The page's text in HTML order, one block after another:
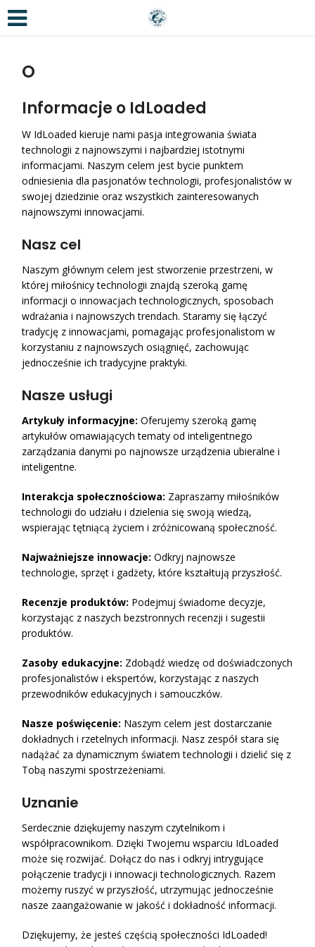
O
Informacje o IdLoaded
W IdLoaded kieruje nami pasja integrowania świata
technologii z najnowszymi i najbardziej istotnymi
informacjami. Naszym celem jest bycie punktem
odniesienia dla pasjonatów technologii, profesjonalistów w
swojej dziedzinie oraz wszystkich zainteresowanych
najnowszymi innowacjami.
Nasz cel
Naszym głównym celem jest stworzenie przestrzeni, w
której miłośnicy technologii znajdą szeroką gamę
informacji o innowacjach technologicznych, sposobach
wdrażania i najnowszych trendach. Staramy się łączyć
tradycję z innowacjami, pomagając profesjonalistom w
korzystaniu z najnowszych osiągnięć, zachowując
jednocześnie ich tradycyjne praktyki.
Nasze usługi
Artykuły informacyjne: Oferujemy szeroką gamę
artykułów omawiających tematy od inteligentnego
zarządzania danymi po najnowsze urządzenia ubieralne i
inteligentne.
Interakcja społecznościowa: Zapraszamy miłośników
technologii do udziału i dzielenia się swoją wiedzą,
wspierając tętniącą życiem i zróżnicowaną społeczność.
Najważniejsze innowacje: Odkryj najnowsze
technologie, sprzęt i gadżety, które kształtują przyszłość.
Recenzje produktów: Podejmuj świadome decyzje,
korzystając z naszych bezstronnych recenzji i sugestii
produktów.
Zasoby edukacyjne: Zdobądź wiedzę od doświadczonych
profesjonalistów i ekspertów, korzystając z naszych
przewodników edukacyjnych i samouczków.
Nasze poświęcenie: Naszym celem jest dostarczanie
dokładnych i rzetelnych informacji. Nasz zespół stara się
nadążać za dynamicznym światem technologii i dzielić się z
Tobą naszymi spostrzeżeniami.
Uznanie
Serdecznie dziękujemy naszym czytelnikom i
współpracownikom. Dzięki Twojemu wsparciu IdLoaded
może się rozwijać. Dołącz do nas i odkryj intrygujące
połączenie tradycji i innowacji technologicznych. Razem
możemy ruszyć w przyszłość, utrzymując jednocześnie
nasze zaangażowanie w jakość i dokładność informacji.
Dziękujemy, że jesteś częścią społeczności IdLoaded!